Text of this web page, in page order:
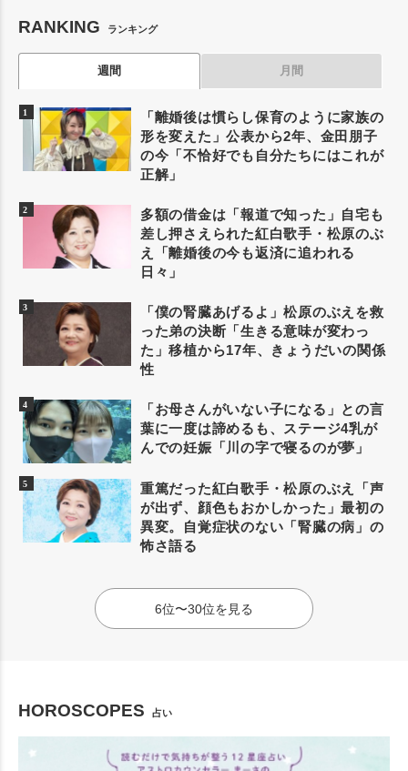
RANKING ランキング
週間 月間
「離婚後は慣らし保育のように家族の
形を変えた」公表から2年、金田朋子
の今「不恰好でも自分たちにはこれが
正解」
多額の借金は「報道で知った」自宅も
差し押さえられた紅白歌手・松原のぶ
え「離婚後の今も返済に追われる
日々」
「僕の腎臓あげるよ」松原のぶえを救
った弟の決断「生きる意味が変わっ
た」移植から17年、きょうだいの関係
性
「お母さんがいない子になる」との言
葉に一度は諦めるも、ステージ4乳が
んでの妊娠「川の字で寝るのが夢」
重篤だった紅白歌手・松原のぶえ「声
が出ず、顔色もおかしかった」最初の
異変。自覚症状のない「腎臓の病」の
怖さ語る
6位〜30位を見る
HOROSCOPES 占い